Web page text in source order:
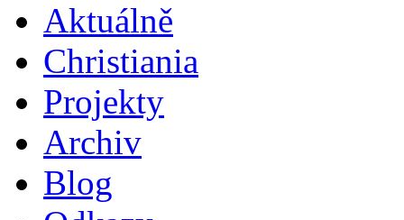
Aktuálně
Christiania
Projekty
Archiv
Blog